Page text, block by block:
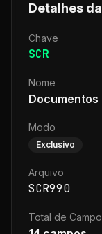
Detalhes
Chave
SCR
Nome
Documentos
Modo
Exclusivo
Arquivo
SCR990
Total de